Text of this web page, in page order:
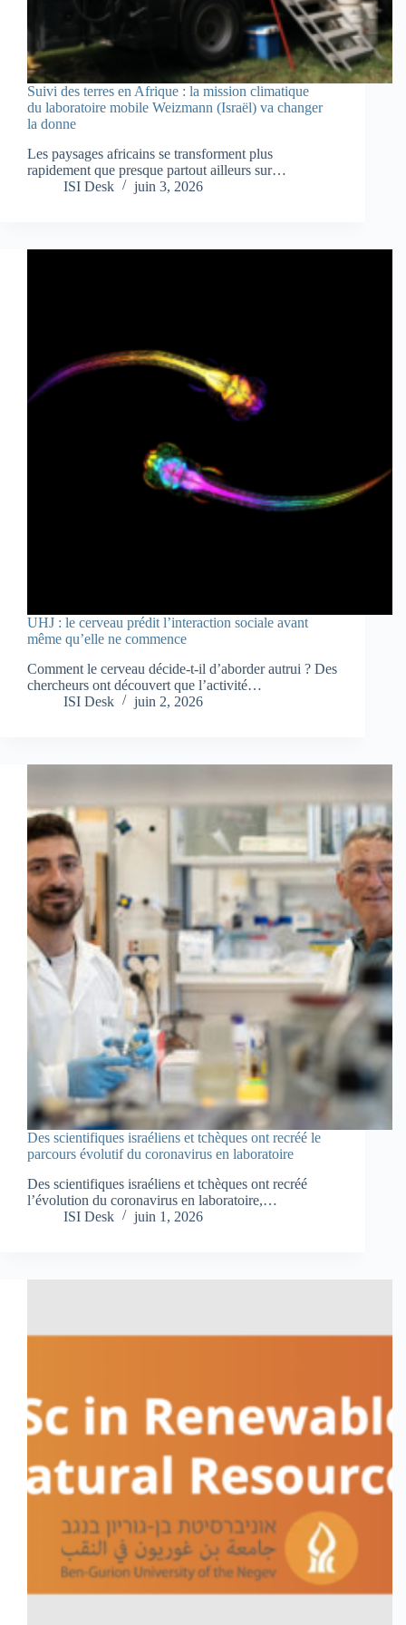
Suivi des terres en Afrique : la mission climatique
du laboratoire mobile Weizmann (Israël) va changer
la donne
Les paysages africains se transforment plus
rapidement que presque partout ailleurs sur…
ISI Desk
juin 3, 2026
UHJ : le cerveau prédit l’interaction sociale avant
même qu’elle ne commence
Comment le cerveau décide-t-il d’aborder autrui ? Des
chercheurs ont découvert que l’activité…
ISI Desk
juin 2, 2026
Des scientifiques israéliens et tchèques ont recréé le
parcours évolutif du coronavirus en laboratoire
Des scientifiques israéliens et tchèques ont recréé
l’évolution du coronavirus en laboratoire,…
ISI Desk
juin 1, 2026